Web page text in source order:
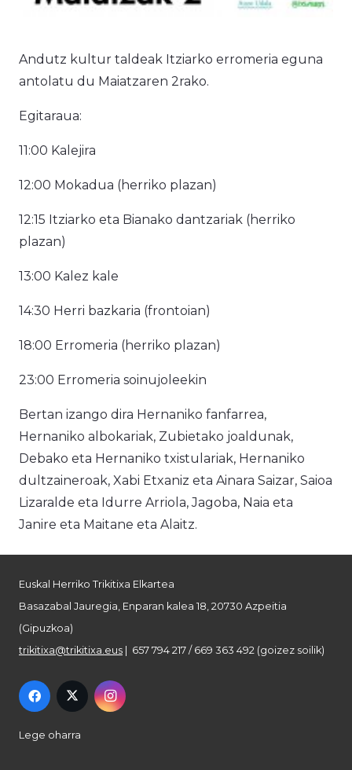
Andutz kultur taldeak Itziarko erromeria eguna
antolatu du Maiatzaren 2rako.
Egitaraua:
11:00 Kalejira
12:00 Mokadua (herriko plazan)
12:15 Itziarko eta Bianako dantzariak (herriko
plazan)
13:00 Kalez kale
14:30 Herri bazkaria (frontoian)
18:00 Erromeria (herriko plazan)
23:00 Erromeria soinujoleekin
Bertan izango dira Hernaniko fanfarrea,
Hernaniko albokariak, Zubietako joaldunak,
Debako eta Hernaniko txistulariak, Hernaniko
dultzaineroak, Xabi Etxaniz eta Ainara Saizar, Saioa
Lizaralde eta Idurre Arriola, Jagoba, Naia eta
Janire eta Maitane eta Alaitz.
Euskal Herriko Trikitixa Elkartea
Basazabal Jauregia, Enparan kalea 18, 20730 Azpeitia
(Gipuzkoa)
trikitixa@trikitixa.eus | 657 794 217 / 669 363 492 (goizez soilik)
Lege oharra